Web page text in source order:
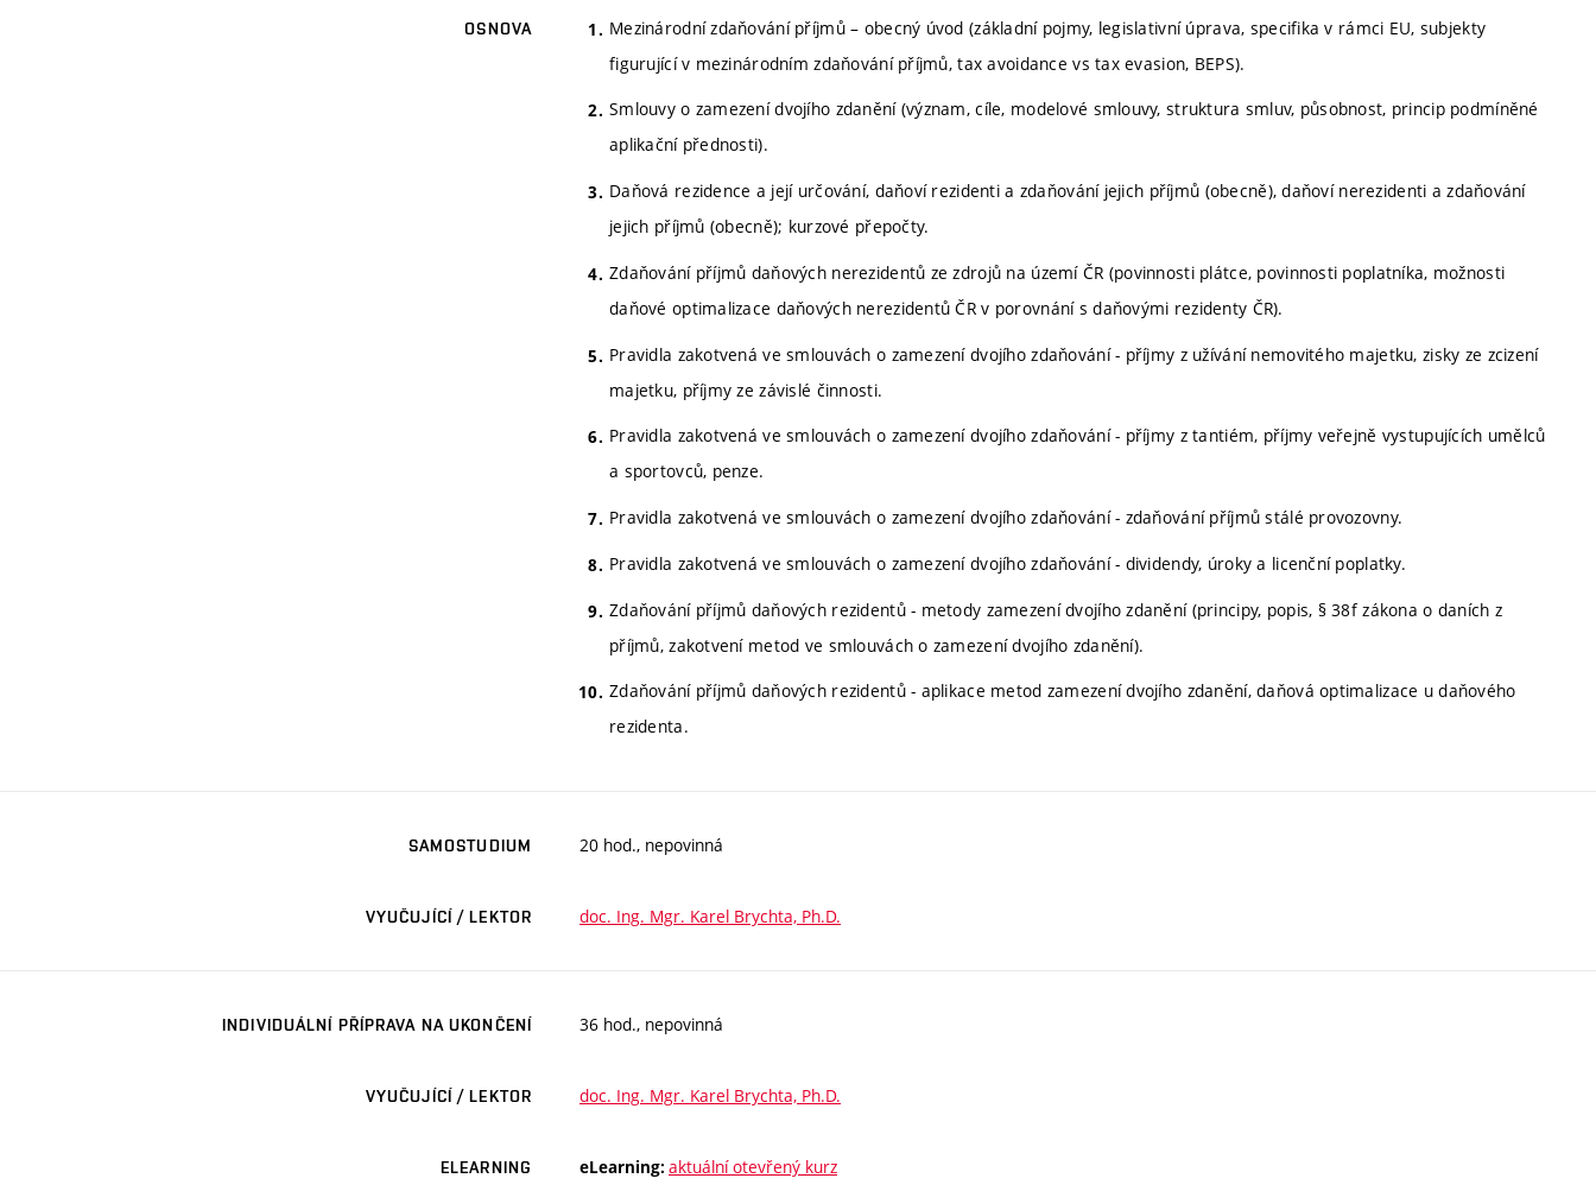
OSNOVA
Mezinárodní zdaňování příjmů – obecný úvod (základní pojmy, legislativní úprava, specifika v rámci EU, subjekty
figurující v mezinárodním zdaňování příjmů, tax avoidance vs tax evasion, BEPS).
Smlouvy o zamezení dvojího zdanění (význam, cíle, modelové smlouvy, struktura smluv, působnost, princip podmíněné
aplikační přednosti).
Daňová rezidence a její určování, daňoví rezidenti a zdaňování jejich příjmů (obecně), daňoví nerezidenti a zdaňování
jejich příjmů (obecně); kurzové přepočty.
Zdaňování příjmů daňových nerezidentů ze zdrojů na území ČR (povinnosti plátce, povinnosti poplatníka, možnosti
daňové optimalizace daňových nerezidentů ČR v porovnání s daňovými rezidenty ČR).
Pravidla zakotvená ve smlouvách o zamezení dvojího zdaňování - příjmy z užívání nemovitého majetku, zisky ze zcizení
majetku, příjmy ze závislé činnosti.
Pravidla zakotvená ve smlouvách o zamezení dvojího zdaňování - příjmy z tantiém, příjmy veřejně vystupujících umělců
a sportovců, penze.
Pravidla zakotvená ve smlouvách o zamezení dvojího zdaňování - zdaňování příjmů stálé provozovny.
Pravidla zakotvená ve smlouvách o zamezení dvojího zdaňování - dividendy, úroky a licenční poplatky.
Zdaňování příjmů daňových rezidentů - metody zamezení dvojího zdanění (principy, popis, § 38f zákona o daních z
příjmů, zakotvení metod ve smlouvách o zamezení dvojího zdanění).
Zdaňování příjmů daňových rezidentů - aplikace metod zamezení dvojího zdanění, daňová optimalizace u daňového
rezidenta.
SAMOSTUDIUM 20 hod., nepovinná
VYUČUJÍCÍ / LEKTOR doc. Ing. Mgr. Karel Brychta, Ph.D.
INDIVIDUÁLNÍ PŘÍPRAVA NA UKONČENÍ 36 hod., nepovinná
VYUČUJÍCÍ / LEKTOR doc. Ing. Mgr. Karel Brychta, Ph.D.
ELEARNING eLearning: aktuální otevřený kurz